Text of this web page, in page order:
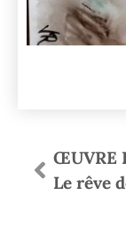
ŒUVRE
Le rêve